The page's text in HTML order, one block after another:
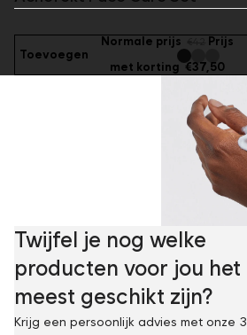
Toevoegen
Normale prijs
Prijs
met korting €37,50
Twijfel je nog welke
producten voor jou het
meest geschikt zijn?
Krijg een persoonlijk advies met onze 3